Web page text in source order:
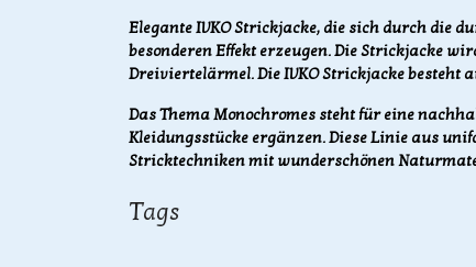
Elegante IVKO Strickjacke, die sich durch die
besonderen Effekt erzeugen. Die Strickjacke
Dreiviertelärmel. Die IVKO Strickjacke besteht
Das Thema Monochromes steht für eine
Kleidungsstücke ergänzen. Diese Linie aus
Stricktechniken mit wunderschönen
Tags